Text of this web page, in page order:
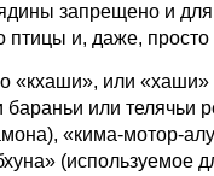
запрещено и
птицы и, даже,
или «хаши»
бараньи или
«кима-мотор-
» (используемое